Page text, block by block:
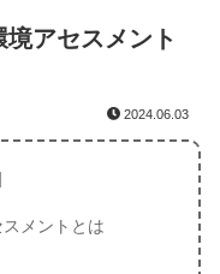
アセスメント
2024.06.03
メントとは